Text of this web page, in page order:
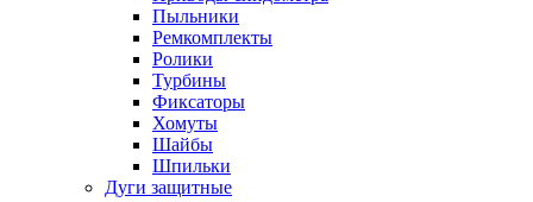
Пыльники
Ремкомплекты
Ролики
Турбины
Фиксаторы
Хомуты
Шайбы
Шпильки
Дуги защитные